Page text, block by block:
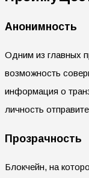
Анонимность
Одним из главных
возможность
информация о
личность
Прозрачность
Блокчейн, на